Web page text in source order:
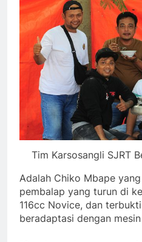
Tim Karsosangli SJRT
Adalah Chiko Mbape
pembalap yang turun di
116cc Novice, dan
beradaptasi dengan